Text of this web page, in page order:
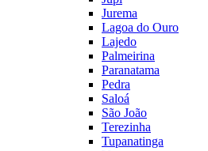
Jurema
Lagoa do Ouro
Lajedo
Palmeirina
Paranatama
Pedra
Saloá
São João
Terezinha
Tupanatinga